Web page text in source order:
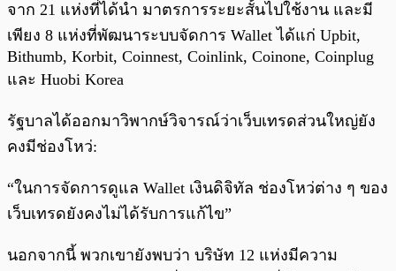
จาก 21 แห่งที่ได้นำ มาตรการระยะสั้นไปใช้งาน และมี
เพียง 8 แห่งที่พัฒนาระบบจัดการ Wallet ได้แก่ Upbit,
Bithumb, Korbit, Coinnest, Coinlink, Coinone, Coinplug
และ Huobi Korea
รัฐบาลได้ออกมาวิพากษ์วิจารณ์ว่าเว็บเทรดส่วนใหญ่ยัง
คงมีช่องโหว่:
“ในการจัดการดูแล Wallet เงินดิจิทัล ช่องโหว่ต่าง ๆ ของ
เว็บเทรดยังคงไม่ได้รับการแก้ไข”
นอกจากนี้ พวกเขายังพบว่า บริษัท 12 แห่งมีความ